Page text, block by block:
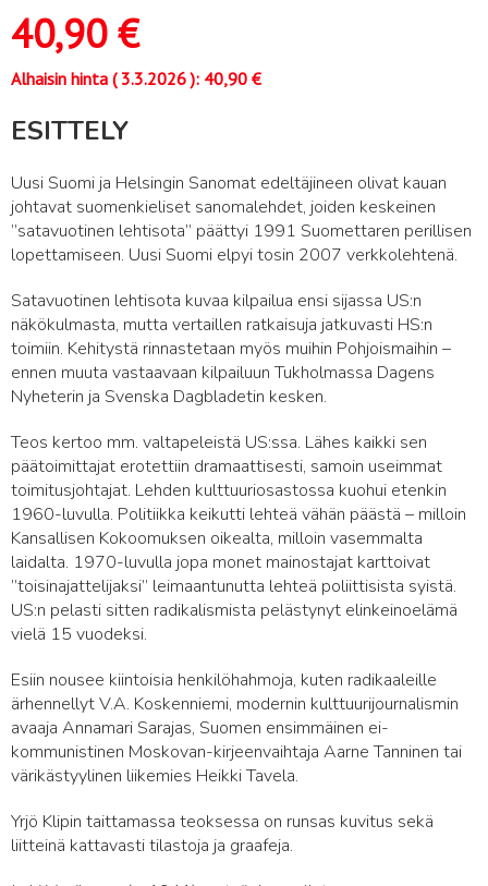
40,90€
Alhaisin hinta (3.3.2026): 40,90 €
ESITTELY
Uusi Suomi ja Helsingin Sanomat edeltäjineen olivat kauan
johtavat suomenkieliset sanomalehdet, joiden keskeinen
”satavuotinen lehtisota” päättyi 1991 Suomettaren perillisen
lopettamiseen. Uusi Suomi elpyi tosin 2007 verkkolehtenä.
Satavuotinen lehtisota kuvaa kilpailua ensi sijassa US:n
näkökulmasta, mutta vertaillen ratkaisuja jatkuvasti HS:n
toimiin. Kehitystä rinnastetaan myös muihin Pohjoismaihin –
ennen muuta vastaavaan kilpailuun Tukholmassa Dagens
Nyheterin ja Svenska Dagbladetin kesken.
Teos kertoo mm. valtapeleistä US:ssa. Lähes kaikki sen
päätoimittajat erotettiin dramaattisesti, samoin useimmat
toimitusjohtajat. Lehden kulttuuriosastossa kuohui etenkin
1960-luvulla. Politiikka keikutti lehteä vähän päästä – milloin
Kansallisen Kokoomuksen oikealta, milloin vasemmalta
laidalta. 1970-luvulla jopa monet mainostajat karttoivat
”toisinajattelijaksi” leimaantunutta lehteä poliittisista syistä.
US:n pelasti sitten radikalismista pelästynyt elinkeinoelämä
vielä 15 vuodeksi.
Esiin nousee kiintoisia henkilöhahmoja, kuten radikaaleille
ärhennellyt V.A. Koskenniemi, modernin kulttuurijournalismin
avaaja Annamari Sarajas, Suomen ensimmäinen ei-
kommunistinen Moskovan-kirjeenvaihtaja Aarne Tanninen tai
värikästyylinen liikemies Heikki Tavela.
Yrjö Klipin taittamassa teoksessa on runsas kuvitus sekä
liitteinä kattavasti tilastoja ja graafeja.